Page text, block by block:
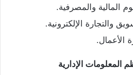
المالية والمصرفية.
والتجارة الإلكترونية.
الأعمال.
الإدارية